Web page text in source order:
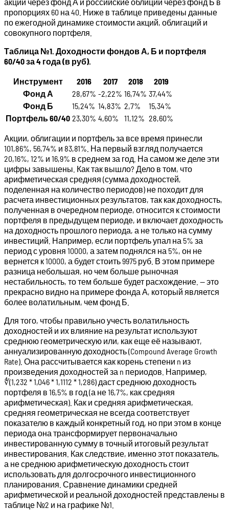
пропорциях 60 на 40. Ниже в таблице приведены данные
по ежегодной динамике стоимости акций, облигаций и
совокупного портфеля.
Таблица №1. Доходности фондов А, Б и портфеля
60/40 за 4 года (в руб).
Инструмент 2016 2017 2018
2019
Фонд А
28,67% -2,22% 16,74% 37,44%
Фонд Б
15,24% 14,83% 2,7%
15,34%
Портфель 60/40 23,30% 4,60% 11,12% 28,60%
Акции, облигации и портфель за все время принесли
101,86%, 56,74% и 83,81%. На первый взгляд получается
20,16%, 12% и 16,9% в среднем за год. На самом же деле эти
цифры завышены. Как так вышло? Дело в том, что
арифметическая средняя (сумма доходностей,
поделенная на количество периодов) не походит для
расчета инвестиционных результатов, так как доходность,
полученная в очередном периоде, относится к стоимости
портфеля в предыдущем периоде, и включает доходность
на доходность прошлого периода, а не только на сумму
инвестиций. Например, если портфель упал на 5% за
период с уровня 10000, а затем поднялся на 5%, он не
вернется к 10000, а будет стоить 9975 руб. В этом примере
разница небольшая, но чем больше рыночная
нестабильность, то тем больше будет расхождение. — это
прекрасно видно на примере фонда А, который является
более волатильным, чем фонд Б.
Для того, чтобы правильно учесть волатильность
доходностей и их влияние на результат используют
среднюю геометрическую или, как еще её называют,
аннуализированную доходность (Compound Average Growth
Rate). Она рассчитывается как корень степени n из
произведения доходностей за n периодов. Например,
∜(1,232 * 1,046 * 1,1112 * 1,286) даст среднюю доходность
портфеля в 16,5% в год (а не 16,7%, как средняя
арифметическая). Как и средняя арифметическая,
средняя геометрическая не всегда соответствует
показателю в каждый конкретный год, но при этом в конце
периода она трансформирует первоначально
инвестированную сумму в точный итоговый результат
инвестирования. Как следствие, именно этот показатель,
а не среднюю арифметическую доходность стоит
использовать для долгосрочного инвестиционного
планирования. Сравнение динамики средней
арифметической и реальной доходностей представлены в
таблице №2 и на графике №1.